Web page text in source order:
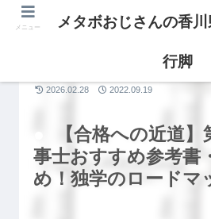
【合格への近道】
事士おすすめ参考書
め！独学のロードマ
2026.02.28 2022.09.19
メニュー メタボおじさんの香
行脚